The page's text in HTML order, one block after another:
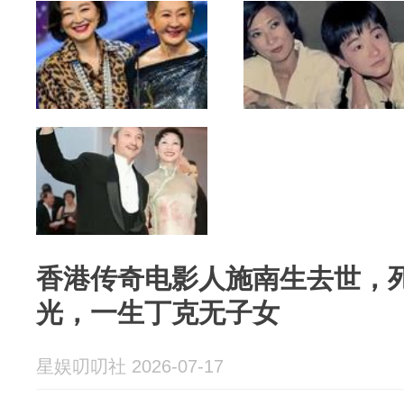
香港传奇电影人施南生去世，
光，一生丁克无子女
星娱叨叨社 2026-07-17